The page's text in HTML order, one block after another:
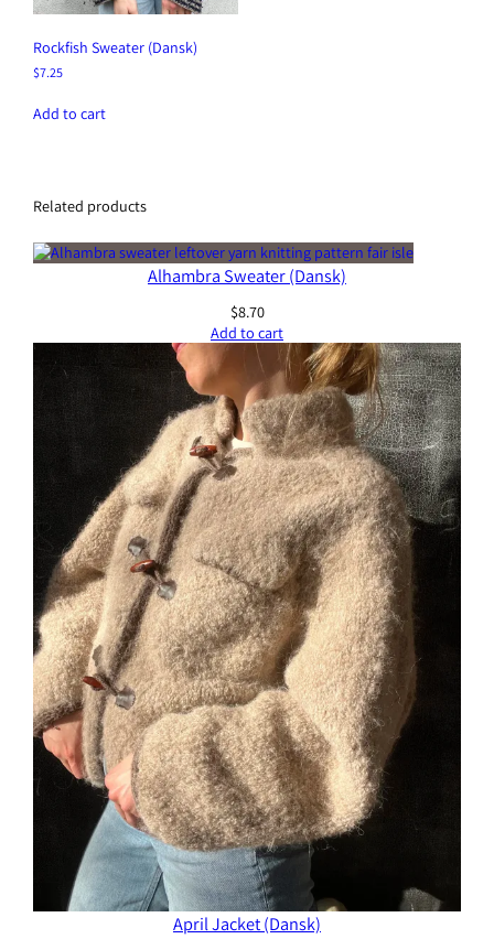
Rockfish Sweater (Dansk)
$7.25
Add to cart
Related products
Alhambra Sweater (Dansk)
$8.70
Add to cart
April Jacket (Dansk)